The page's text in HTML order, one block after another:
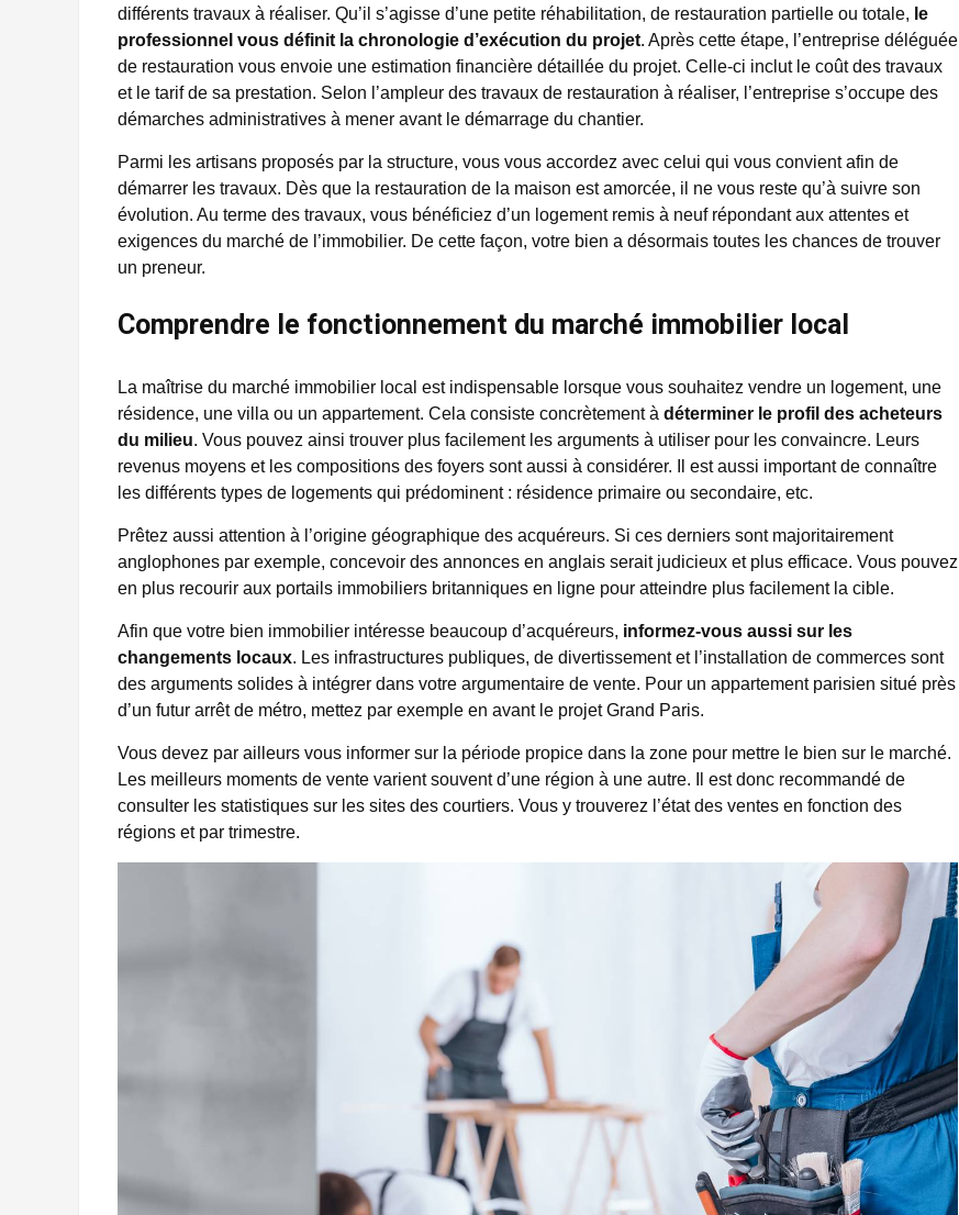
différents travaux à réaliser. Qu’il s’agisse d’une petite réhabilitation, de restauration partielle ou totale, le
professionnel vous définit la chronologie d’exécution du projet. Après cette étape, l’entreprise déléguée
de restauration vous envoie une estimation financière détaillée du projet. Celle-ci inclut le coût des travaux
et le tarif de sa prestation. Selon l’ampleur des travaux de restauration à réaliser, l’entreprise s’occupe des
démarches administratives à mener avant le démarrage du chantier.
Parmi les artisans proposés par la structure, vous vous accordez avec celui qui vous convient afin de
démarrer les travaux. Dès que la restauration de la maison est amorcée, il ne vous reste qu’à suivre son
évolution. Au terme des travaux, vous bénéficiez d’un logement remis à neuf répondant aux attentes et
exigences du marché de l’immobilier. De cette façon, votre bien a désormais toutes les chances de trouver
un preneur.
Comprendre le fonctionnement du marché immobilier local
La maîtrise du marché immobilier local est indispensable lorsque vous souhaitez vendre un logement, une
résidence, une villa ou un appartement. Cela consiste concrètement à déterminer le profil des acheteurs
du milieu. Vous pouvez ainsi trouver plus facilement les arguments à utiliser pour les convaincre. Leurs
revenus moyens et les compositions des foyers sont aussi à considérer. Il est aussi important de connaître
les différents types de logements qui prédominent : résidence primaire ou secondaire, etc.
Prêtez aussi attention à l’origine géographique des acquéreurs. Si ces derniers sont majoritairement
anglophones par exemple, concevoir des annonces en anglais serait judicieux et plus efficace. Vous pouvez
en plus recourir aux portails immobiliers britanniques en ligne pour atteindre plus facilement la cible.
Afin que votre bien immobilier intéresse beaucoup d’acquéreurs, informez-vous aussi sur les
changements locaux. Les infrastructures publiques, de divertissement et l’installation de commerces sont
des arguments solides à intégrer dans votre argumentaire de vente. Pour un appartement parisien situé près
d’un futur arrêt de métro, mettez par exemple en avant le projet Grand Paris.
Vous devez par ailleurs vous informer sur la période propice dans la zone pour mettre le bien sur le marché.
Les meilleurs moments de vente varient souvent d’une région à une autre. Il est donc recommandé de
consulter les statistiques sur les sites des courtiers. Vous y trouverez l’état des ventes en fonction des
régions et par trimestre.